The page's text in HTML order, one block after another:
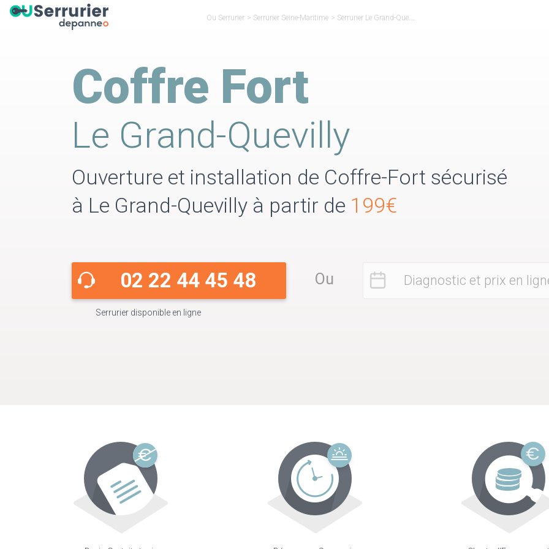
Ou Serrurier > Serrurier Seine-Maritime > Serrurier Le Grand-Quevilly
Coffre Fort
Le Grand-Quevilly
Ouverture et installation de Coffre-Fort sécurisé
à Le Grand-Quevilly à partir de 199€
02 22 44 45 48
Serrurier disponible en ligne
Ou Diagnostic et prix en